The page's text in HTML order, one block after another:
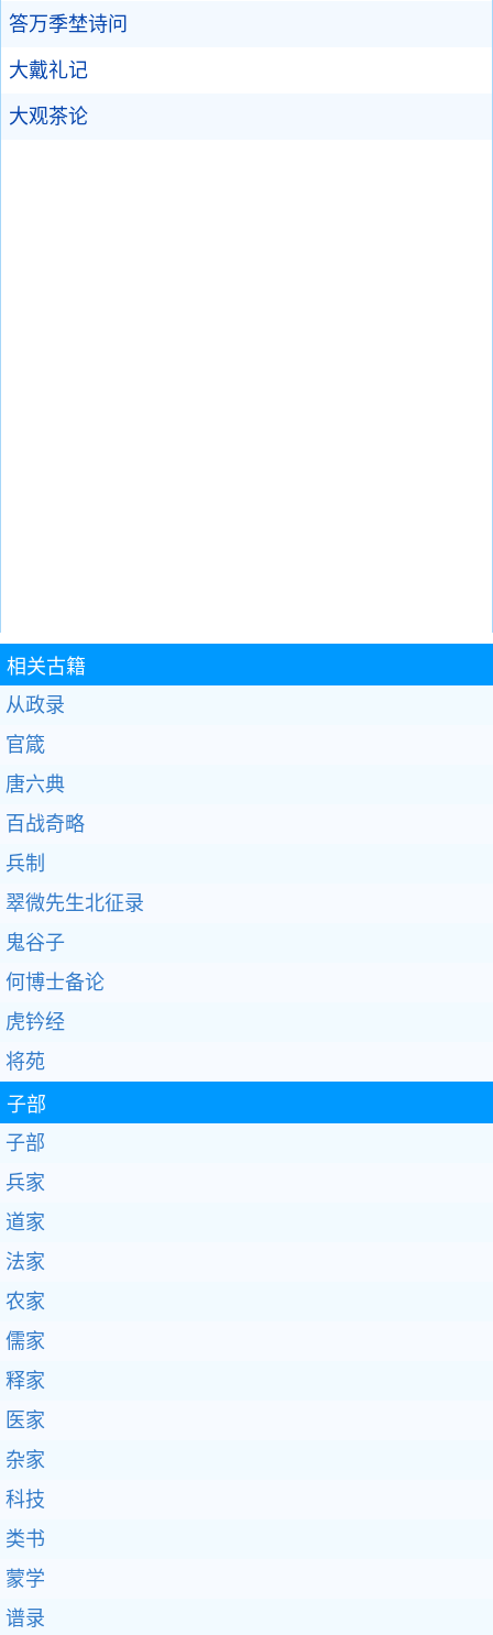
答万季埜诗问
大戴礼记
大观茶论
相关古籍
从政录
官箴
唐六典
百战奇略
兵制
翠微先生北征录
鬼谷子
何博士备论
虎钤经
将苑
子部
子部
兵家
道家
法家
农家
儒家
释家
医家
杂家
科技
类书
蒙学
谱录